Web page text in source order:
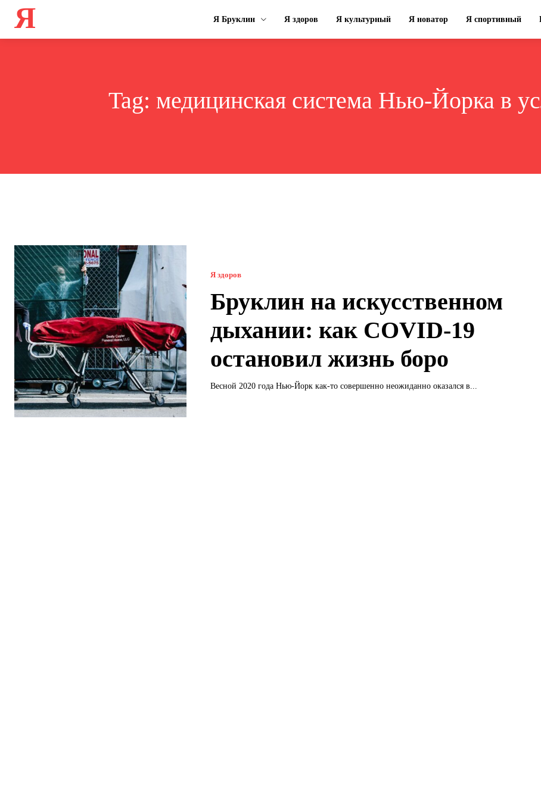
Я Я Бруклин Я здоров Я культурный Я новатор Я спортивный
Tag: медицинская система Нью-Йорка в
Я здоров
Бруклин на искусственном
дыхании: как COVID-19
остановил жизнь боро
Весной 2020 года Нью-Йорк как-то совершенно неожиданно оказался в...